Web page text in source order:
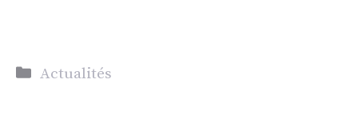
Catégories
Actualités